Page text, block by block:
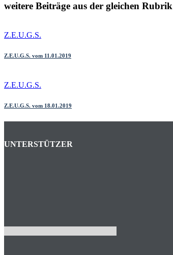
weitere Beiträge aus der gleichen Rubrik
Z.E.U.G.S.
Z.E.U.G.S. vom 11.01.2019
Z.E.U.G.S.
Z.E.U.G.S. vom 18.01.2019
UNTERSTÜTZER